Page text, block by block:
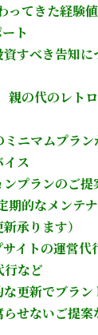
ってきた経験
ト
すべき告知に
親の代のレト
ニマムプラン
イス
プランのご提
期的なメンテ
承ります）
イトの運営代
行など
更新でブラン
せないご提案